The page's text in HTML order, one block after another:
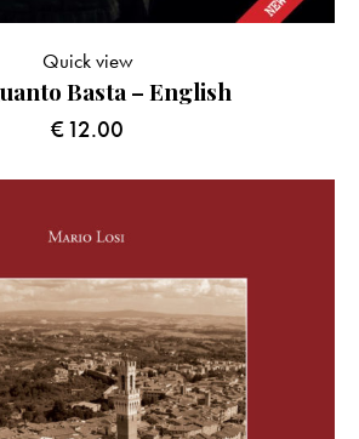
Basta – English
€12.00
Quick view